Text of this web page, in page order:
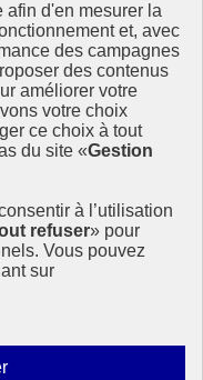
afin d'en mesurer la
et, avec
des campagnes
des contenus
améliorer votre
votre choix
ce choix à tout
du site «Gestion
à l’utilisation
refuser» pour
Vous pouvez
sur
Autoriser
concernant l’Agenda
la mobilisation de
fenêtre
fenêtre